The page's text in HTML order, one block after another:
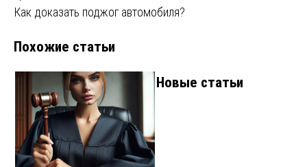
по
Как доказать поджог автомобиля?
Похожие статьи
Новые статьи